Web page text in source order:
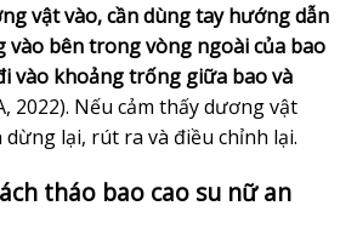
vật vào, cần dùng tay hướng dẫn
vào bên trong vòng ngoài của bao
vào khoảng trống giữa bao và
2022). Nếu cảm thấy dương vật
lại, rút ra và điều chỉnh lại.
tháo bao cao su nữ an